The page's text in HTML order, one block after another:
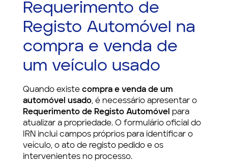
Requerimento de
Registo Automóvel na
compra e venda de
um veículo usado
Quando existe compra e venda de um
automóvel usado, é necessário apresentar o
Requerimento de Registo Automóvel para
atualizar a propriedade. O formulário oficial do
IRN inclui campos próprios para identificar o
veículo, o ato de registo pedido e os
intervenientes no processo.